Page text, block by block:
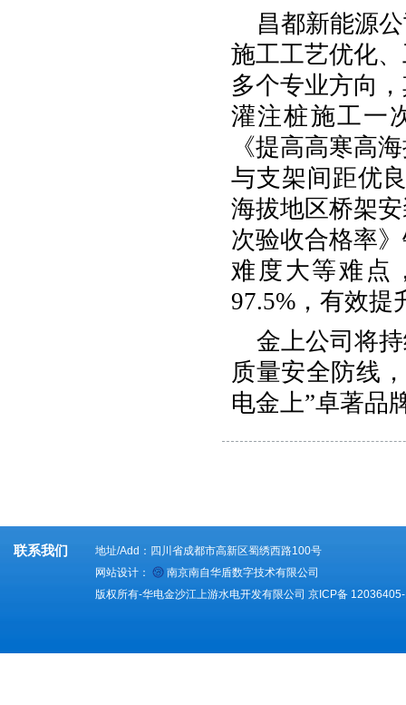
昌都新能源
施工工艺优化
多个专业方向
灌注桩施工一
《提高高寒高
与支架间距优
海拔地区桥架
次验收合格率
难度大等难点
97.5%，有效提
金上公司将
质量安全防线
电金上”卓著品
联系我们
地址/Add：四川省成都市高新区蜀绣西路100号
网站设计：
南京南自华盾数字技术有限公司
版权所有-华电金沙江上游水电开发有限公司 京ICP备